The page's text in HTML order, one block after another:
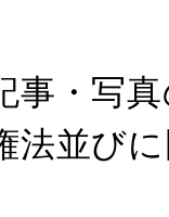
事・写
法並び